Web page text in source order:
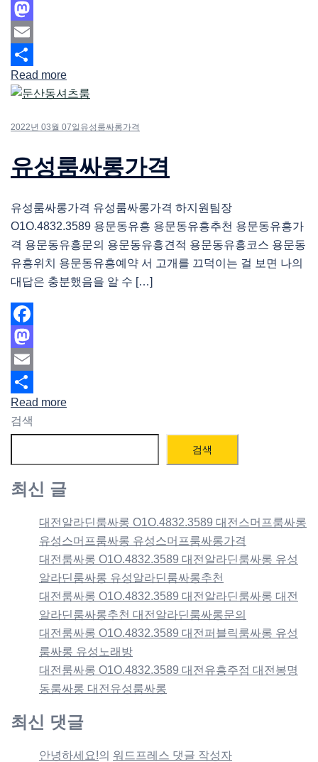
Facebook
Mastodon
Email
Share
Read more
2022년 03월 07일 유성룸싸롱가격
유성룸싸롱가격
유성룸싸롱가격 유성룸싸롱가격 하지원팀장
O1O.4832.3589 용문동유흥 용문동유흥추천 용문동유흥가
격 용문동유흥문의 용문동유흥견적 용문동유흥코스 용문동
유흥위치 용문동유흥예약 서 고개를 끄덕이는 걸 보면 나의
대답은 충분했음을 알 수 […]
Facebook
Mastodon
Email
Share
Read more
검색
검색
최신 글
대전알라딘룸싸롱 O1O.4832.3589 대전스머프룸싸롱
유성스머프룸싸롱 유성스머프룸싸롱가격
대전룸싸롱 O1O.4832.3589 대전알라딘룸싸롱 유성
알라딘룸싸롱 유성알라딘룸싸롱추천
대전룸싸롱 O1O.4832.3589 대전알라딘룸싸롱 대전
알라딘룸싸롱추천 대전알라딘룸싸롱문의
대전룸싸롱 O1O.4832.3589 대전퍼블릭룸싸롱 유성
룸싸롱 유성노래방
대전룸싸롱 O1O.4832.3589 대전유흥주점 대전봉명
동룸싸롱 대전유성룸싸롱
최신 댓글
안녕하세요!의 워드프레스 댓글 작성자